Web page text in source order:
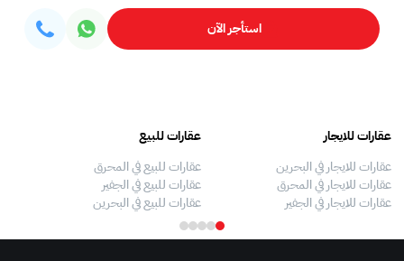
استأجر الآن
عقارات للايجار
عقارات للايجار في البحرين
عقارات للايجار في المحرق
عقارات للايجار في الجفير
عقارات للبيع
عقارات للبيع في المحرق
عقارات للبيع في الجفير
عقارات للبيع في البحرين